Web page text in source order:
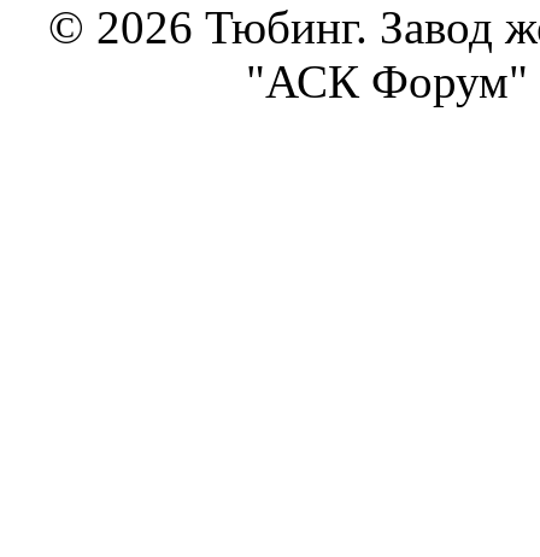
© 2026 Тюбинг. Завод
"АСК Форум"